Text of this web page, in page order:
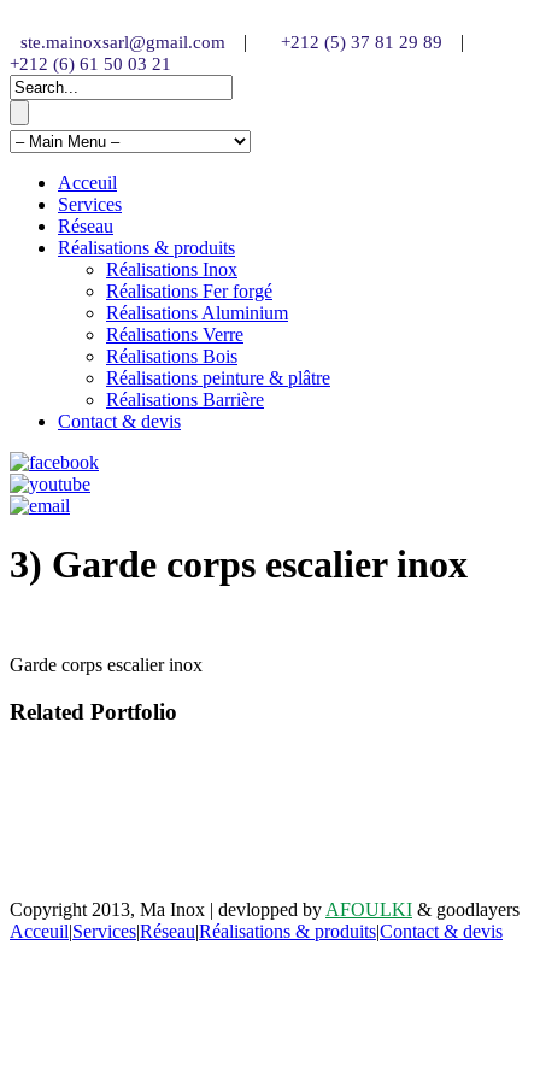
ste.mainoxsarl@gmail.com | +212 (5) 37 81 29 89 |
+212 (6) 61 50 03 21
Acceuil
Services
Réseau
Réalisations & produits
Réalisations Inox
Réalisations Fer forgé
Réalisations Aluminium
Réalisations Verre
Réalisations Bois
Réalisations peinture & plâtre
Réalisations Barrière
Contact & devis
3) Garde corps escalier inox
Garde corps escalier inox
Related Portfolio
Copyright 2013, Ma Inox | devlopped by AFOULKI & goodlayers
Acceuil|Services|Réseau|Réalisations & produits|Contact & devis